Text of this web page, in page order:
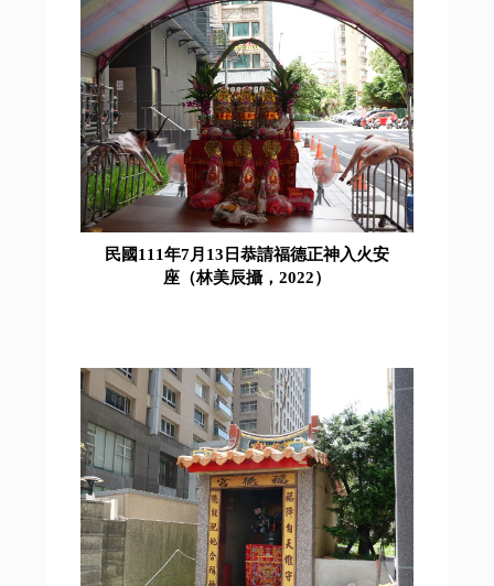
民國111年7月13日恭請福德正神入火安
座（林美辰攝，2022）